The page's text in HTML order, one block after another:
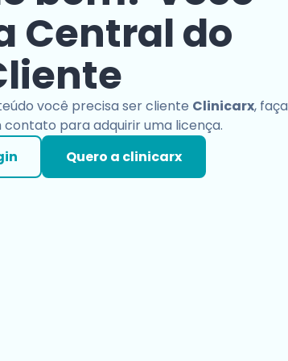
Central do
você precisa ser cliente Clinicarx, faça
para adquirir uma licença.
Quero a clinicarx